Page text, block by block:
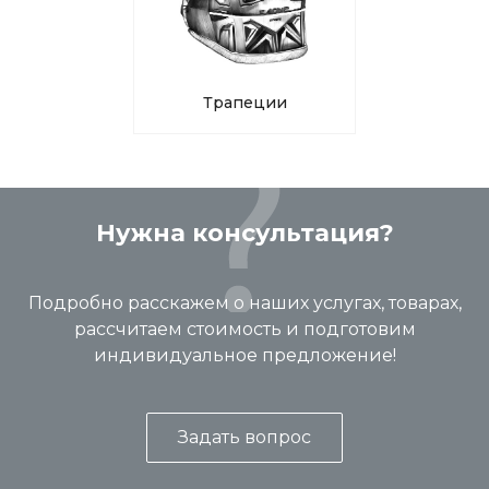
Трапеции
Нужна консультация?
Подробно расскажем о наших услугах, товарах,
рассчитаем стоимость и подготовим
индивидуальное предложение!
Задать вопрос